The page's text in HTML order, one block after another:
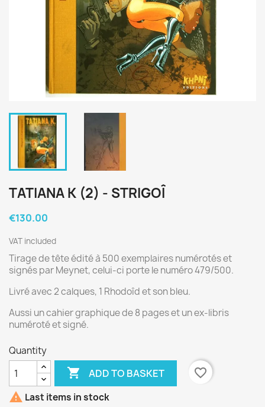
TATIANA K (2) - STRIGOÎ
€130.00
VAT included
Tirage de tête édité à 500 exemplaires numérotés et
signés par Meynet, celui-ci porte le numéro 479/500.
Livré avec 2 calques, 1 Rhodoîd et son bleu.
Aussi un cahier graphique de 8 pages et un ex-libris
numéroté et signé.
Quantity
 ADD TO BASKET
favorite_border
 Last items in stock